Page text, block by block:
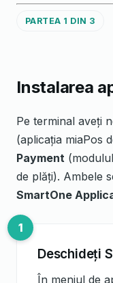
PARTEA 1 DIN 3
Instalarea
Pe terminal aveți
(aplicația miaPos
Payment
de plăți). Ambele
SmartOne
Deschideți
În meniul de